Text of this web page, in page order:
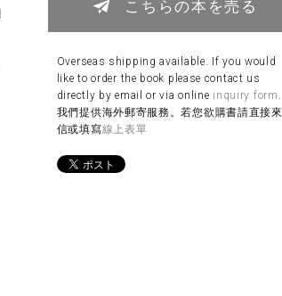
こちらの本を売る
Overseas shipping available. If you would
like to order the book please contact us
directly by email or via online inquiry form .
我們提供海外郵寄服務。若您欲購書請直接來
信或填寫線上表單